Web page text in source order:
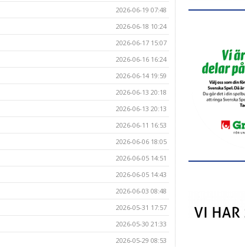
2026-06-19 07:48
2026-06-18 10:24
2026-06-17 15:07
2026-06-16 16:24
2026-06-14 19:59
2026-06-13 20:18
2026-06-13 20:13
2026-06-11 16:53
2026-06-06 18:05
2026-06-05 14:51
2026-06-05 14:43
2026-06-03 08:48
2026-05-31 17:57
2026-05-30 21:33
2026-05-29 08:53